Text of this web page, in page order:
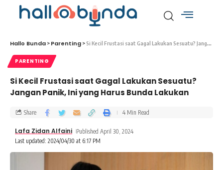
Hallo Bunda > Parenting >Si Kecil Frustasi saat Gagal Lakukan Sesuatu? Jangan Panik, Ini yang Harus Bunda Lakukan
PARENTING
Si Kecil Frustasi saat Gagal Lakukan Sesuatu?
Jangan Panik, Ini yang Harus Bunda Lakukan
Last updated: 2024/04/30 at 6:17 PM
Lafa Zidan Alfaini Published April 30, 2024
Share 4 Min Read